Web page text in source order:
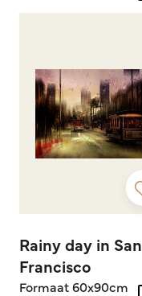
Rainy day in San
Francisco
Formaat 60x90cm